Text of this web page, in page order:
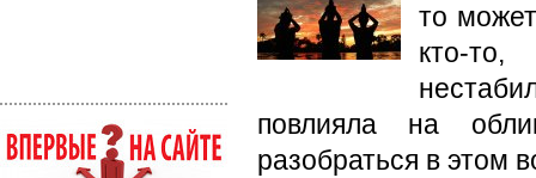
то
кто-то,
повлияла на
разобраться в этом